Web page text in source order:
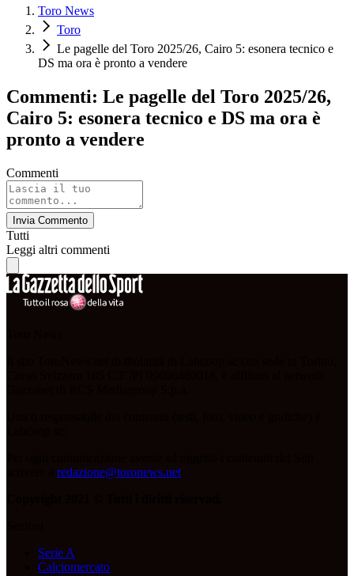
Toro News
Toro
Le pagelle del Toro 2025/26, Cairo 5: esonera tecnico e
DS ma ora è pronto a vendere
Commenti: Le pagelle del Toro 2025/26,
Cairo 5: esonera tecnico e DS ma ora è
pronto a vendere
Commenti
Invia Commento
Tutti
Leggi altri commenti
redazione@toronews.net
Serie A
Calciomercato